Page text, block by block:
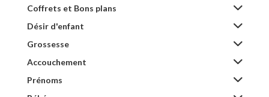
Coffrets et Bons plans
Désir d'enfant
Grossesse
Accouchement
Prénoms